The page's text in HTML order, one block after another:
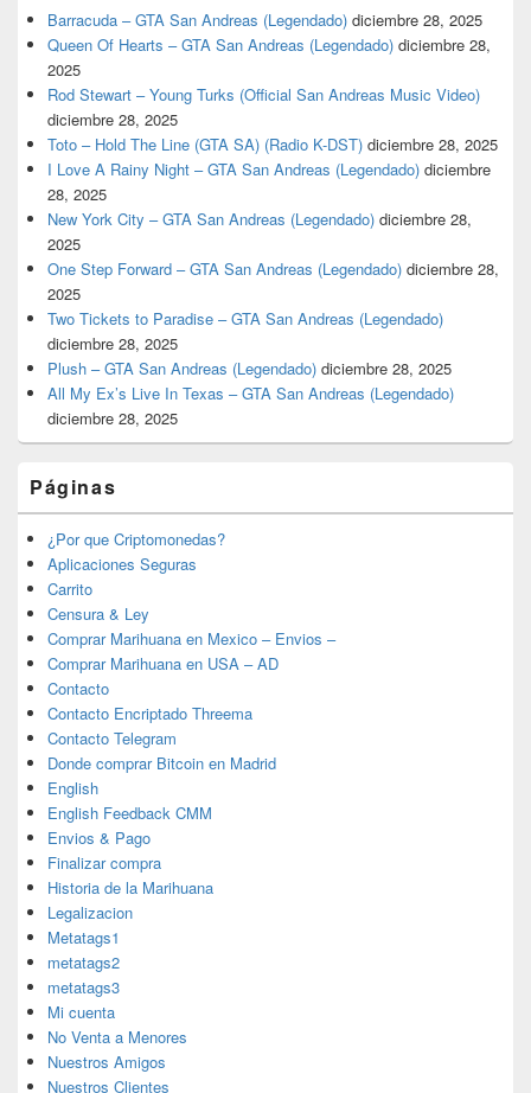
Barracuda – GTA San Andreas (Legendado) diciembre 28, 2025
Queen Of Hearts – GTA San Andreas (Legendado) diciembre 28,
2025
Rod Stewart – Young Turks (Official San Andreas Music Video)
diciembre 28, 2025
Toto – Hold The Line (GTA SA) (Radio K-DST) diciembre 28, 2025
I Love A Rainy Night – GTA San Andreas (Legendado) diciembre
28, 2025
New York City – GTA San Andreas (Legendado) diciembre 28,
2025
One Step Forward – GTA San Andreas (Legendado) diciembre 28,
2025
Two Tickets to Paradise – GTA San Andreas (Legendado)
diciembre 28, 2025
Plush – GTA San Andreas (Legendado) diciembre 28, 2025
All My Ex’s Live In Texas – GTA San Andreas (Legendado)
diciembre 28, 2025
Páginas
¿Por que Criptomonedas?
Aplicaciones Seguras
Carrito
Censura & Ley
Comprar Marihuana en Mexico – Envios –
Comprar Marihuana en USA – AD
Contacto
Contacto Encriptado Threema
Contacto Telegram
Donde comprar Bitcoin en Madrid
English
English Feedback CMM
Envios & Pago
Finalizar compra
Historia de la Marihuana
Legalizacion
Metatags1
metatags2
metatags3
Mi cuenta
No Venta a Menores
Nuestros Amigos
Nuestros Clientes